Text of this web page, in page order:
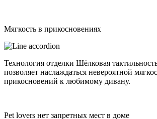
Мягкость в прикосновениях
Технология отделки Шёлковая
позволяет наслаждаться невероятной
прикосновений к любимому дивану.
Pet lovers нет запретных мест в доме